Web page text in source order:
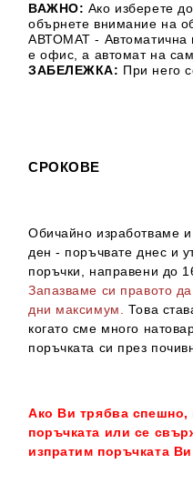
ВАЖНО: Ако изберете
обърнете внимание на
АВТОМАТ - Автоматична
е офис, а автомат на
ЗАБЕЛЕЖКА: При него
СРОКОВЕ
Обичайно изработваме и
ден - поръчвате днес и
поръчки, направени до
Запазваме си правото
дни максимум.
Това
когато сме много
поръчката си през
Ако Ви трябва спешно,
поръчката или се
изпратим поръчката